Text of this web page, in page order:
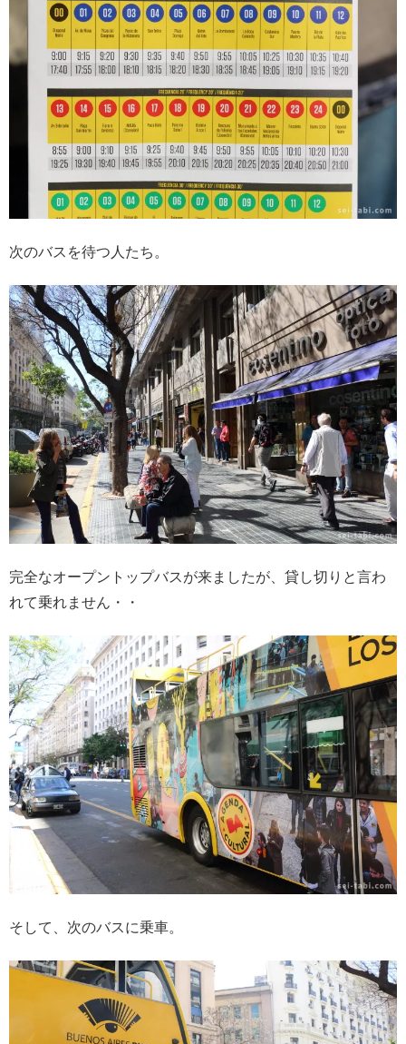
次のバスを待つ人たち。
完全なオープントップバスが来ましたが、貸し切りと言わ
れて乗れません・・
そして、次のバスに乗車。